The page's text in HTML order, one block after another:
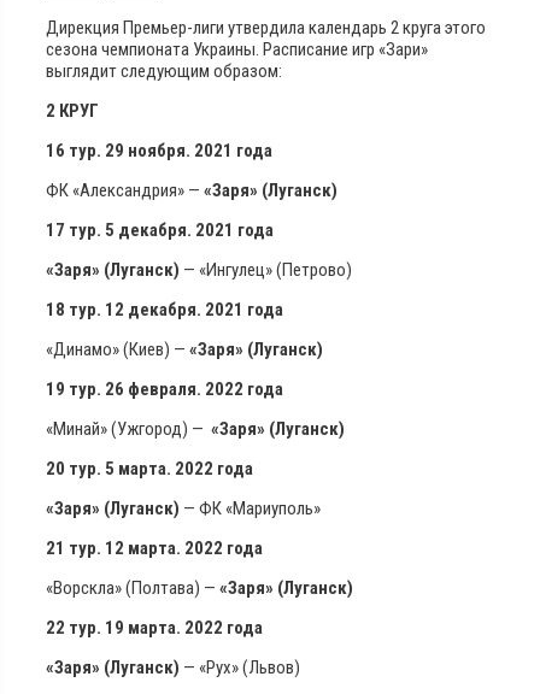
Дирекция Премьер-лиги утвердила календарь 2 круга этого
сезона чемпионата Украины. Расписание игр «Зари»
выглядит следующим образом:
2 КРУГ
16 тур. 29 ноября. 2021 года
ФК «Александрия» — «Заря» (Луганск)
17 тур. 5 декабря. 2021 года
«Заря» (Луганск) — «Ингулец» (Петрово)
18 тур. 12 декабря. 2021 года
«Динамо» (Киев) — «Заря» (Луганск)
19 тур. 26 февраля. 2022 года
«Минай» (Ужгород) — «Заря» (Луганск)
20 тур. 5 марта. 2022 года
«Заря» (Луганск) — ФК «Мариуполь»
21 тур. 12 марта. 2022 года
«Ворскла» (Полтава) — «Заря» (Луганск)
22 тур. 19 марта. 2022 года
«Заря» (Луганск) — «Рух» (Львов)